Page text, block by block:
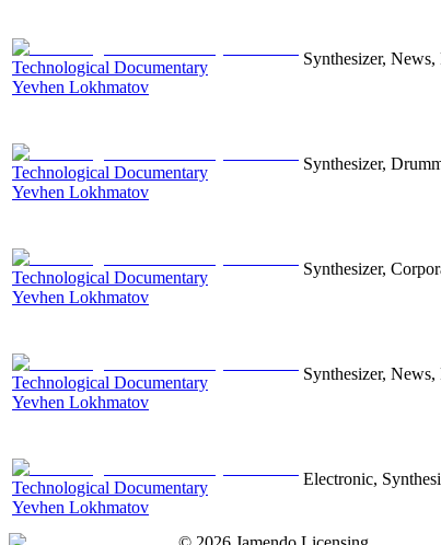
Technological Documentary
Yevhen Lokhmatov
Synthesizer,
Technological Documentary
Yevhen Lokhmatov
Synthesizer,
Technological Documentary
Yevhen Lokhmatov
Synthesizer,
Technological Documentary
Yevhen Lokhmatov
Synthesizer,
Technological Documentary
Yevhen Lokhmatov
Electronic,